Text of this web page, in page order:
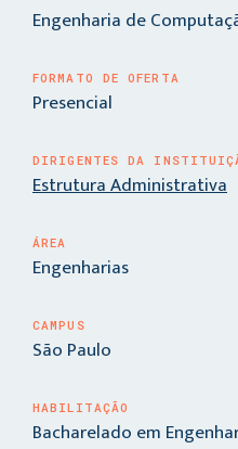
Engenharia de
FORMATO DE OFERTA
Presencial
DIRIGENTES DA
Estrutura Administrativa
ÁREA
Engenharias
CAMPUS
São Paulo
HABILITAÇÃO
Bacharelado em